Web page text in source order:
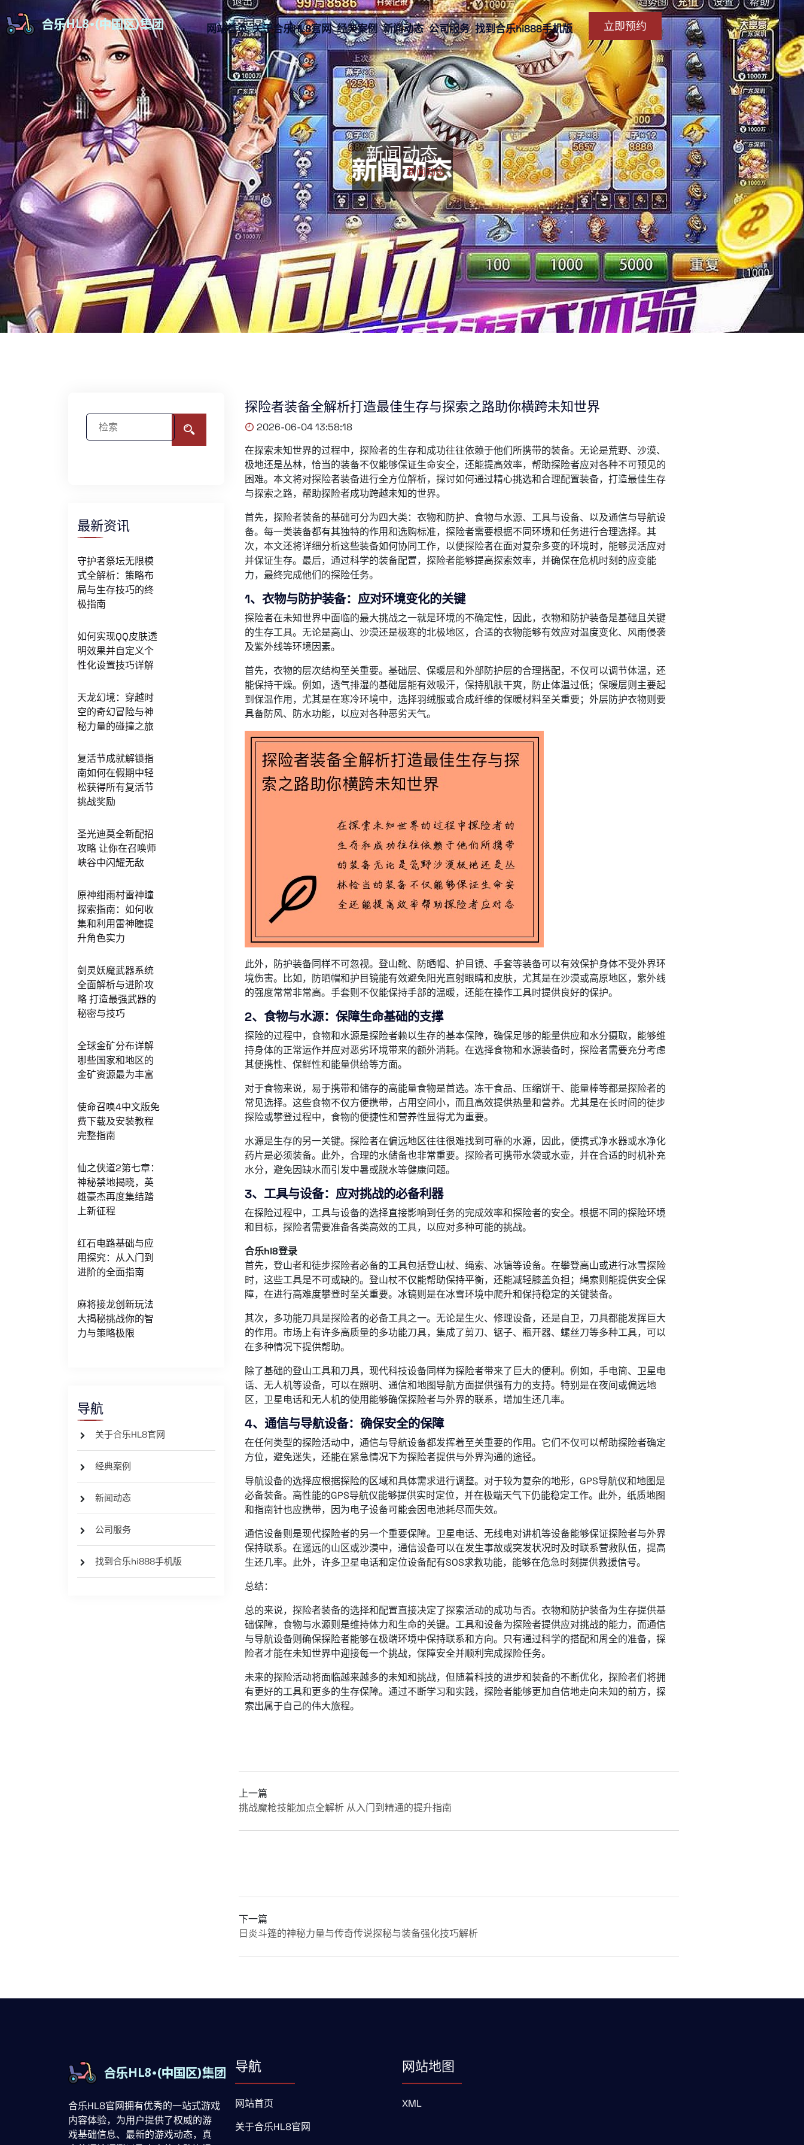
网站首页 关于合乐HL8官网 经典案例 新闻动态 公司服务 找到合乐hi888手机版 立即预约
新闻动态
首页- 新闻动态
最新资讯
守护者祭坛无限模
式全解析：策略布
局与生存技巧的终
极指南
如何实现QQ皮肤透
明效果并自定义个
性化设置技巧详解
天龙幻境：穿越时
空的奇幻冒险与神
秘力量的碰撞之旅
复活节成就解锁指
南如何在假期中轻
松获得所有复活节
挑战奖励
圣光迪莫全新配招
攻略 让你在召唤师
峡谷中闪耀无敌
原神绀雨村雷神瞳
探索指南：如何收
集和利用雷神瞳提
升角色实力
剑灵妖魔武器系统
全面解析与进阶攻
略 打造最强武器的
秘密与技巧
全球金矿分布详解
哪些国家和地区的
金矿资源最为丰富
使命召唤4中文版免
费下载及安装教程
完整指南
仙之侠道2第七章：
神秘禁地揭晓，英
雄豪杰再度集结踏
上新征程
红石电路基础与应
用探究：从入门到
进阶的全面指南
麻将接龙创新玩法
大揭秘挑战你的智
力与策略极限
导航
关于合乐HL8官网
经典案例
新闻动态
公司服务
找到合乐hi888手机版
探险者装备全解析打造最佳生存与探索之路助你横跨未知世界
2026-06-04 13:58:18
在探索未知世界的过程中，探险者的生存和成功往往依赖于他们所携带的装备。无论是荒野、沙漠、
极地还是丛林，恰当的装备不仅能够保证生命安全，还能提高效率，帮助探险者应对各种不可预见的
困难。本文将对探险者装备进行全方位解析，探讨如何通过精心挑选和合理配置装备，打造最佳生存
与探索之路，帮助探险者成功跨越未知的世界。
首先，探险者装备的基础可分为四大类：衣物和防护、食物与水源、工具与设备、以及通信与导航设
备。每一类装备都有其独特的作用和选购标准，探险者需要根据不同环境和任务进行合理选择。其
次，本文还将详细分析这些装备如何协同工作，以便探险者在面对复杂多变的环境时，能够灵活应对
并保证生存。最后，通过科学的装备配置，探险者能够提高探索效率，并确保在危机时刻的应变能
力，最终完成他们的探险任务。
1、衣物与防护装备：应对环境变化的关键
探险者在未知世界中面临的最大挑战之一就是环境的不确定性，因此，衣物和防护装备是基础且关键
的生存工具。无论是高山、沙漠还是极寒的北极地区，合适的衣物能够有效应对温度变化、风雨侵袭
及紫外线等环境因素。
首先，衣物的层次结构至关重要。基础层、保暖层和外部防护层的合理搭配，不仅可以调节体温，还
能保持干燥。例如，透气排湿的基础层能有效吸汗，保持肌肤干爽，防止体温过低；保暖层则主要起
到保温作用，尤其是在寒冷环境中，选择羽绒服或合成纤维的保暖材料至关重要；外层防护衣物则要
具备防风、防水功能，以应对各种恶劣天气。
此外，防护装备同样不可忽视。登山靴、防晒帽、护目镜、手套等装备可以有效保护身体不受外界环
境伤害。比如，防晒帽和护目镜能有效避免阳光直射眼睛和皮肤，尤其是在沙漠或高原地区，紫外线
的强度常常非常高。手套则不仅能保持手部的温暖，还能在操作工具时提供良好的保护。
2、食物与水源：保障生命基础的支撑
探险的过程中，食物和水源是探险者赖以生存的基本保障，确保足够的能量供应和水分摄取，能够维
持身体的正常运作并应对恶劣环境带来的额外消耗。在选择食物和水源装备时，探险者需要充分考虑
其便携性、保鲜性和能量供给等方面。
对于食物来说，易于携带和储存的高能量食物是首选。冻干食品、压缩饼干、能量棒等都是探险者的
常见选择。这些食物不仅方便携带，占用空间小，而且高效提供热量和营养。尤其是在长时间的徒步
探险或攀登过程中，食物的便捷性和营养性显得尤为重要。
水源是生存的另一关键。探险者在偏远地区往往很难找到可靠的水源，因此，便携式净水器或水净化
药片是必须装备。此外，合理的水储备也非常重要。探险者可携带水袋或水壶，并在合适的时机补充
水分，避免因缺水而引发中暑或脱水等健康问题。
3、工具与设备：应对挑战的必备利器
在探险过程中，工具与设备的选择直接影响到任务的完成效率和探险者的安全。根据不同的探险环境
和目标，探险者需要准备各类高效的工具，以应对多种可能的挑战。
合乐hl8登录
首先，登山者和徒步探险者必备的工具包括登山杖、绳索、冰镐等设备。在攀登高山或进行冰雪探险
时，这些工具是不可或缺的。登山杖不仅能帮助保持平衡，还能减轻膝盖负担；绳索则能提供安全保
障，在进行高难度攀登时至关重要。冰镐则是在冰雪环境中爬升和保持稳定的关键装备。
其次，多功能刀具是探险者的必备工具之一。无论是生火、修理设备，还是自卫，刀具都能发挥巨大
的作用。市场上有许多高质量的多功能刀具，集成了剪刀、锯子、瓶开器、螺丝刀等多种工具，可以
在多种情况下提供帮助。
除了基础的登山工具和刀具，现代科技设备同样为探险者带来了巨大的便利。例如，手电筒、卫星电
话、无人机等设备，可以在照明、通信和地图导航方面提供强有力的支持。特别是在夜间或偏远地
区，卫星电话和无人机的使用能够确保探险者与外界的联系，增加生还几率。
4、通信与导航设备：确保安全的保障
在任何类型的探险活动中，通信与导航设备都发挥着至关重要的作用。它们不仅可以帮助探险者确定
方位，避免迷失，还能在紧急情况下为探险者提供与外界沟通的途径。
导航设备的选择应根据探险的区域和具体需求进行调整。对于较为复杂的地形，GPS导航仪和地图是
必备装备。高性能的GPS导航仪能够提供实时定位，并在极端天气下仍能稳定工作。此外，纸质地图
和指南针也应携带，因为电子设备可能会因电池耗尽而失效。
通信设备则是现代探险者的另一个重要保障。卫星电话、无线电对讲机等设备能够保证探险者与外界
保持联系。在遥远的山区或沙漠中，通信设备可以在发生事故或突发状况时及时联系营救队伍，提高
生还几率。此外，许多卫星电话和定位设备配有SOS求救功能，能够在危急时刻提供救援信号。
总结：
总的来说，探险者装备的选择和配置直接决定了探索活动的成功与否。衣物和防护装备为生存提供基
础保障，食物与水源则是维持体力和生命的关键。工具和设备为探险者提供应对挑战的能力，而通信
与导航设备则确保探险者能够在极端环境中保持联系和方向。只有通过科学的搭配和周全的准备，探
险者才能在未知世界中迎接每一个挑战，保障安全并顺利完成探险任务。
未来的探险活动将面临越来越多的未知和挑战，但随着科技的进步和装备的不断优化，探险者们将拥
有更好的工具和更多的生存保障。通过不断学习和实践，探险者能够更加自信地走向未知的前方，探
索出属于自己的伟大旅程。
上一篇
挑战魔枪技能加点全解析 从入门到精通的提升指南
下一篇
日炎斗篷的神秘力量与传奇传说探秘与装备强化技巧解析
合乐HL8官网拥有优秀的一站式游戏
内容体验，为用户提供了权威的游
戏基础信息、最新的游戏动态，真
导航
网站首页
关于合乐HL8官网
网站地图
XML